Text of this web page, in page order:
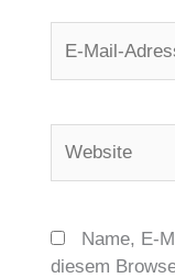
Mail-
Name, E-
diesem